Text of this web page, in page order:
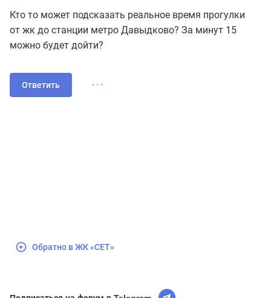
Кто то может подсказать реальное время прогулки
от жк до станции метро Давыдково? За минут 15
можно будет дойти?
Ответить ...
Обратно в ЖК «СЕТ»